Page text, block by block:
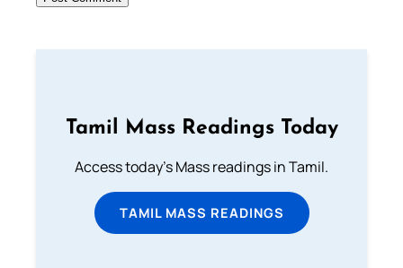
Tamil Mass Readings Today
Access today's Mass readings in Tamil.
TAMIL MASS READINGS